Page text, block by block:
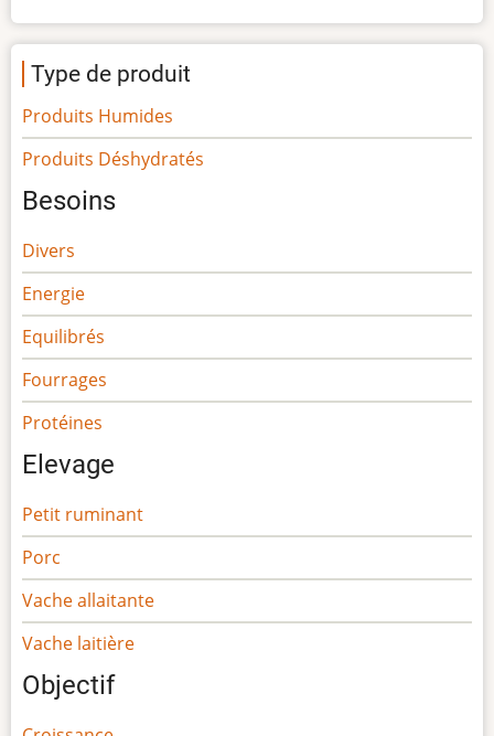
Type de produit
Produits Humides
Produits Déshydratés
Besoins
Divers
Energie
Equilibrés
Fourrages
Protéines
Elevage
Petit ruminant
Porc
Vache allaitante
Vache laitière
Objectif